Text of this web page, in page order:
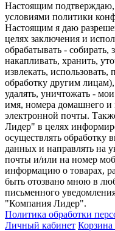
Настоящим подтверждаю,
условиями политики
Настоящим я даю
целях заключения и
обрабатывать - собирать,
накапливать, хранить,
извлекать, использовать,
обработку другим
удалять, уничтожать -
имя, номера домашнего и
электронной почты.
Лидер" в целях
осуществлять
данных и направлять на
почты и/или на номер
информацию о товарах,
быть отозвано мною в
письменного
"Компания Лидер".
Политика обработки
Личный кабинет Корзина